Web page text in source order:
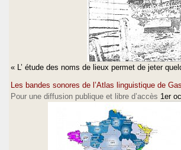
« L’ étude des noms de lieux permet de jeter
Les bandes sonores de l’Atlas linguistique de
Pour une diffusion publique et libre d’accès 1er